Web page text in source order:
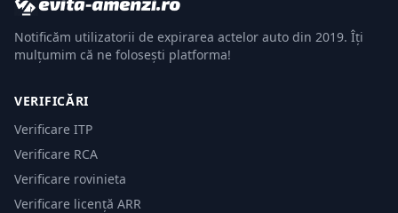
Notificăm utilizatorii de expirarea actelor auto din 2019. Îți
mulțumim că ne folosești platforma!
VERIFICĂRI
Verificare ITP
Verificare RCA
Verificare rovinieta
Verificare licență ARR